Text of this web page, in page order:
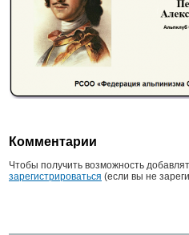
Комментарии
Чтобы получить возможность
зарегистрироваться (если вы не